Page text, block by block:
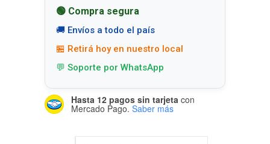
🟢 Compra segura
🚚 Envíos a todo el país
🏪 Retirá hoy en nuestro local
💬 Soporte por WhatsApp
Hasta 12 pagos sin tarjeta con
Mercado Pago. Saber más